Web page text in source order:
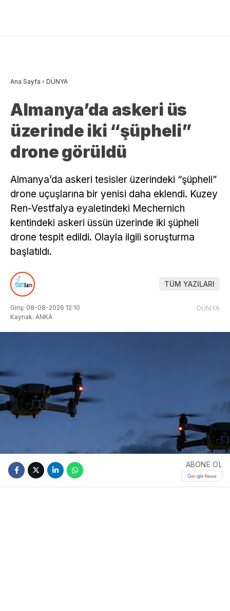
Ana Sayfa › DÜNYA
Almanya’da askeri üs
üzerinde iki “şüpheli”
drone görüldü
Almanya’da askeri tesisler üzerindeki “şüpheli”
drone uçuşlarına bir yenisi daha eklendi. Kuzey
Ren-Vestfalya eyaletindeki Mechernich
kentindeki askeri üssün üzerinde iki şüpheli
drone tespit edildi. Olayla ilgili soruşturma
başlatıldı.
TÜM YAZILARI
Giriş: 08-08-2026 12:10
Kaynak: ANKA
DÜNYA
ABONE OL